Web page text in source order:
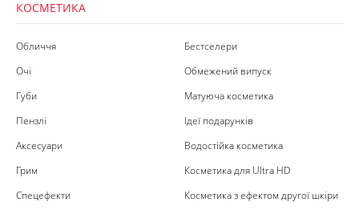
КОСМЕТИКА
Обличчя
Очі
Губи
Пензлі
Аксесуари
Грим
Спецефекти
Бестселери
Обмежений випуск
Матуюча косметика
Ідеї подарунків
Водостійка косметика
Косметика для Ultra HD
Косметика з ефектом другої шкіри